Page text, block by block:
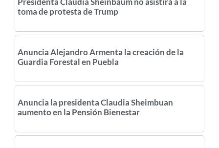
toma de protesta de Trump
Anuncia Alejandro Armenta la creación de la
Guardia Forestal en Puebla
Anuncia la presidenta Claudia Sheimbuan
aumento en la Pensión Bienestar